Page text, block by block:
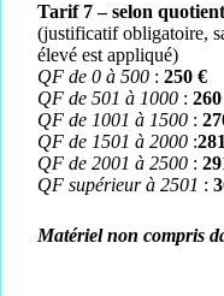
Tarif 7 – selon
(justificatif obligatoire,
élevé est appliqué)
QF de 0 à 500 : 250 €
QF de 501 à 1000 :
QF de 1001 à 1500 :
QF de 1501 à 2000 :
QF de 2001 à 2500 :
QF supérieur à 2501 :
Matériel non compris